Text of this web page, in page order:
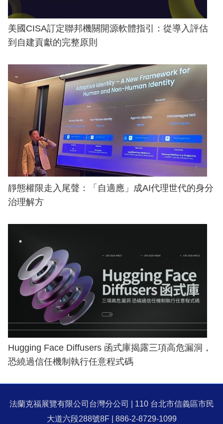
美國CISA訂定聯邦機關開源軟體指引：從導入評估
到自建貢獻的完整原則
靜態權限走入尾聲：「自適應」成AI代理世代的身分
治理解方
Hugging Face Diffusers 函式庫揭露三項高危漏洞，
恐繞過信任機制執行任意程式碼
法蘭克福展覽有限公司台灣分公司 | 110 台北市信義區市民
大道六段288號8F | 886-2-8729-1099